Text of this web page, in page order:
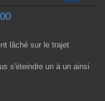
lâché sur le trajet
s'éteindre un à un ainsi